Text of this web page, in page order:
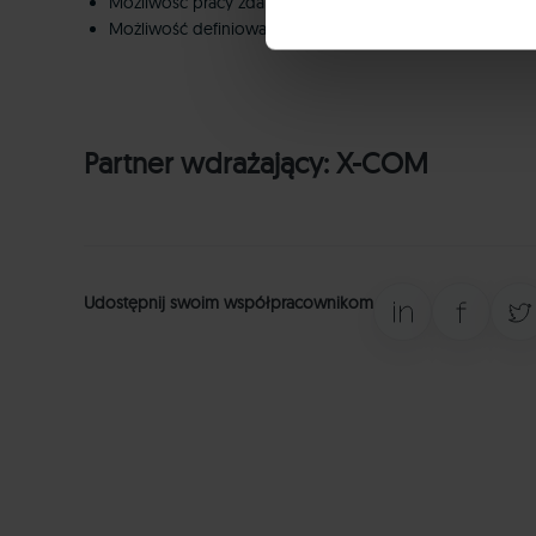
Możliwość definiowania zamienników.
Partner wdrażający: X-COM
Udostępnij swoim współpracownikom